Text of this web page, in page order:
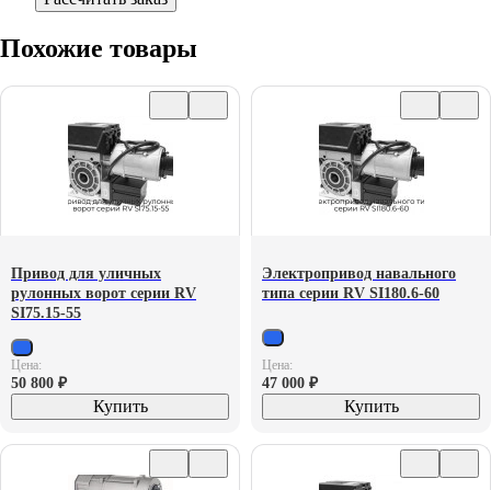
Похожие товары
Привод для уличных
рулонных ворот серии RV
SI75.15-55
Цена:
50 800 ₽
Купить
Электропривод навального
типа серии RV SI180.6-60
Цена:
47 000 ₽
Купить